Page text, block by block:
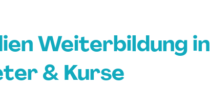
Weiterbildung in
& Kurse